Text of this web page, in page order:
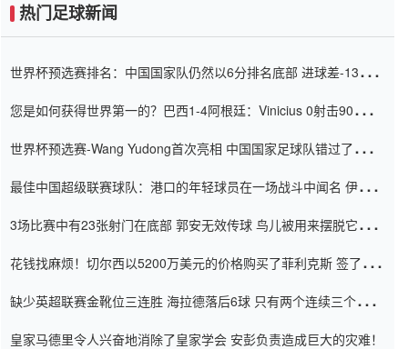
热门足球新闻
世界杯预选赛排名：中国国家队仍然以6分排名底部 进球差-13令人
您是如何获得世界第一的？巴西1-4阿根廷：Vinicius 0射击90分钟
世界杯预选赛-Wang Yudong首次亮相 中国国家足球队错过了世界
最佳中国超级联赛球队：港口的年轻球员在一场战斗中闻名 伊万放
3场比赛中有23张射门在底部 郭安无效传球 鸟儿被用来摆脱它
花钱找麻烦！切尔西以5200万美元的价格购买了菲利克斯 签了7年
缺少英超联赛金靴位三连胜 海拉德落后6球 只有两个连续三个连续
皇家马德里令人兴奋地消除了皇家学会 安彭负责造成巨大的灾难！